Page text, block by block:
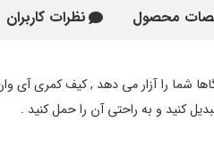
محصول نظرات کاربران
کنید و به راحتی آن را حمل کنید .